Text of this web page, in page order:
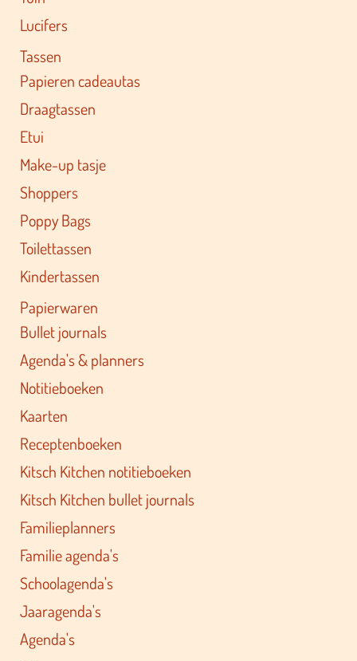
Lucifers
Tassen
Papieren cadeautas
Draagtassen
Etui
Make-up tasje
Shoppers
Poppy Bags
Toilettassen
Kindertassen
Papierwaren
Bullet journals
Agenda's & planners
Notitieboeken
Kaarten
Receptenboeken
Kitsch Kitchen notitieboeken
Kitsch Kitchen bullet journals
Familieplanners
Familie agenda's
Schoolagenda's
Jaaragenda's
Agenda's